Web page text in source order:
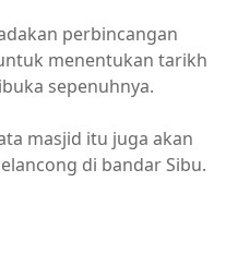
perbincangan
menentukan tarikh
sepenuhnya.
masjid itu juga akan
di bandar Sibu.